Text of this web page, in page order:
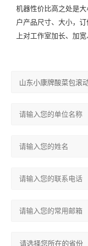
机器性价比高之处是
户产品尺寸、大小，
上对工作室加长、加